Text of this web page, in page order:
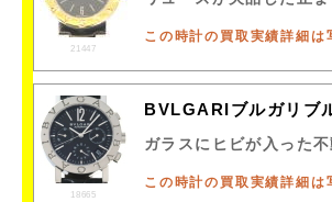
21447
この時計の買取実績詳細は
18665
BVLGARIブルガリブ
ガラスにヒビが入った
この時計の買取実績詳細は